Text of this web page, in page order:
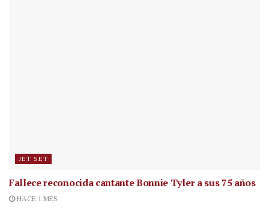
JET SET
Fallece reconocida cantanteBonnie Tyler a sus 75 años
HACE 1 MES